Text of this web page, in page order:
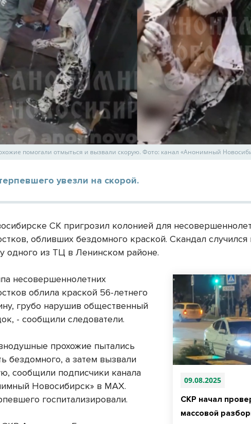
помогали отмыться и вызвали скорую. Фото: канал «Анонимный
увезли на скорой.
СК пригрозил колонией для
обливших бездомного краской. Скандал случился
одного из ТЦ в Ленинском районе.
09.08.2025
СКР начал
массовой
несовершеннолетних
облила краской 56-летнего
грубо нарушив общественный
- сообщили следователи.
прохожие пытались
бездомного, а затем вызвали
сообщили подписчики канала
Новосибирск» в МАХ.
госпитализировали.